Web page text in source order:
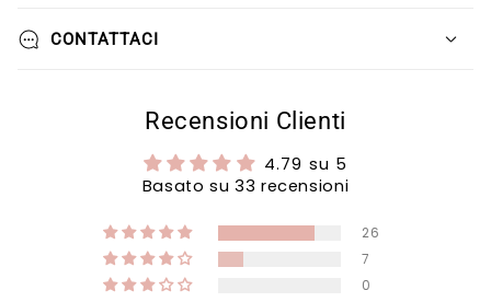
CONTATTACI
Recensioni Clienti
4.79 su 5
Basato su 33 recensioni
26
7
0